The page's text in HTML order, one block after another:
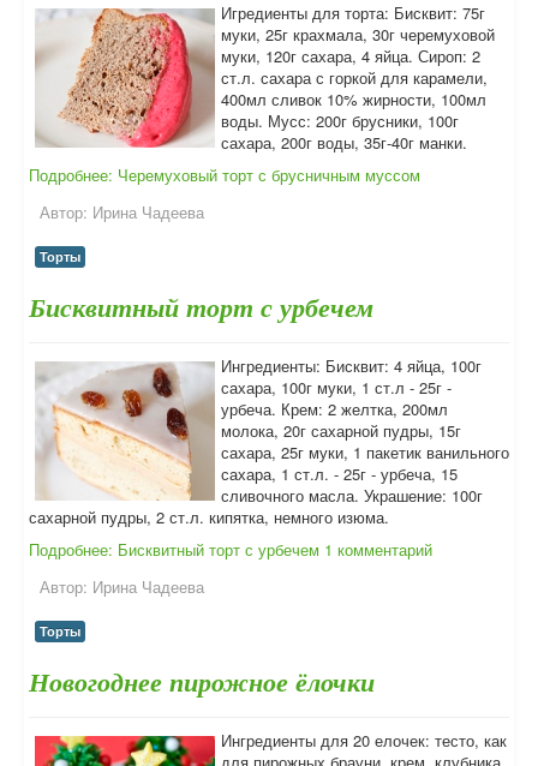
Игредиенты для торта: Бисквит: 75г
муки, 25г крахмала, 30г черемуховой
муки, 120г сахара, 4 яйца. Сироп: 2
ст.л. сахара с горкой для карамели,
400мл сливок 10% жирности, 100мл
воды. Мусс: 200г брусники, 100г
сахара, 200г воды, 35г-40г манки.
Подробнее: Черемуховый торт с брусничным муссом
Автор: Ирина Чадеева
Торты
Бисквитный торт с урбечем
Ингредиенты: Бисквит: 4 яйца, 100г
сахара, 100г муки, 1 ст.л - 25г -
урбеча. Крем: 2 желтка, 200мл
молока, 20г сахарной пудры, 15г
сахара, 25г муки, 1 пакетик ванильного
сахара, 1 ст.л. - 25г - урбеча, 15
сливочного масла. Украшение: 100г
сахарной пудры, 2 ст.л. кипятка, немного изюма.
Подробнее: Бисквитный торт с урбечем 1 комментарий
Автор: Ирина Чадеева
Торты
Новогоднее пирожное ёлочки
Ингредиенты для 20 елочек: тесто, как